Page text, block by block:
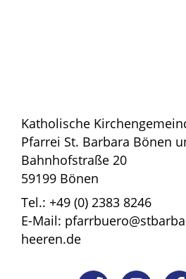
Katholische
Pfarrei St. Barbara Bönen
Bahnhofstraße 20
59199 Bönen
Tel.: +49 (0) 2383 8246
E-Mail:
heeren.de